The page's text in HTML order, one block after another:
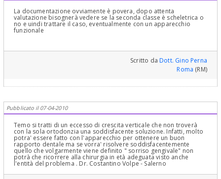
La documentazione ovviamente è povera, dopo attenta
valutazione bisognerà vedere se la seconda classe è scheletrica o
no e uindi trattare il caso, eventualmente con un apparecchio
funzionale
Scritto daDott. Gino Perna
Roma (RM)
Pubblicato il 07-04-2010
Temo si tratti di un eccesso di crescita verticale che non troverà
con la sola ortodonzia una soddisfacente soluzione. Infatti, molto
potra' essere fatto con l'apparecchio per ottenere un buon
rapporto dentale ma se vorra' risolvere soddisfacentemente
quello che volgarmente viene definito " sorriso gengivale" non
potrà che ricorrere alla chirurgia in età adeguata visto anche
l'entità del problema . Dr. Costantino Volpe - Salerno